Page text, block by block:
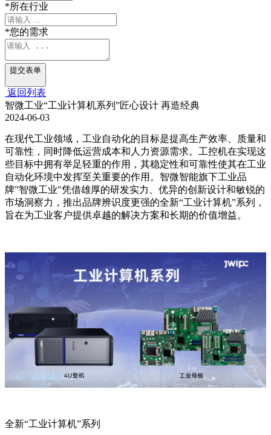
*所在行业
*您的需求
提交表单
返回列表
智微工业“工业计算机系列”匠心设计 再造经典
2024-06-03
在现代工业领域，工业自动化的目标是提高生产效率、质量和
可靠性，同时降低运营成本和人力资源需求。工控机在实现这
些目标中拥有举足轻重的作用，其稳定性和可靠性使其在工业
自动化环境中发挥至关重要的作用。智微智能旗下工业品
牌”智微工业"凭借雄厚的研发实力、优异的创新设计和敏锐的
市场洞察力，推出品牌辨识度更强的全新“工业计算机”系列，
旨在为工业客户提供卓越的解决方案和长期的价值增益。
全新“工业计算机”系列